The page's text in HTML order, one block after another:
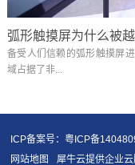
弧形触摸屏为什么被
备受人们信赖的弧形触摸屏
域占据了非...
ICP备案号：粤ICP备
网站地图
犀牛云提供企业